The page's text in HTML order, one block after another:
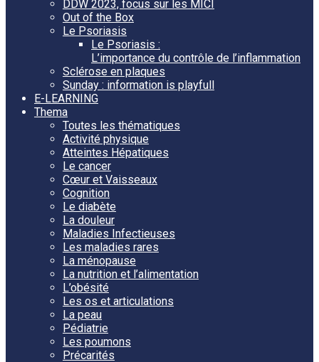
DDW 2023, focus sur les MICI
Out of the Box
Le Psoriasis
Le Psoriasis :
L’importance du contrôle de l’inflammation
Sclérose en plaques
Sunday : information is playfull
E-LEARNING
Thema
Toutes les thématiques
Activité physique
Atteintes Hépatiques
Le cancer
Cœur et Vaisseaux
Cognition
Le diabète
La douleur
Maladies Infectieuses
Les maladies rares
La ménopause
La nutrition et l’alimentation
L’obésité
Les os et articulations
La peau
Pédiatrie
Les poumons
Précarités